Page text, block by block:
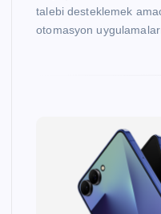
talebi desteklemek
otomasyon